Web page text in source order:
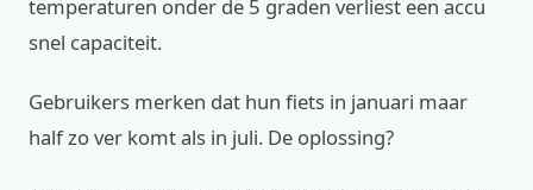
temperaturen onder de 5 graden verliest een accu
snel capaciteit.
Gebruikers merken dat hun fiets in januari maar
half zo ver komt als in juli. De oplossing?